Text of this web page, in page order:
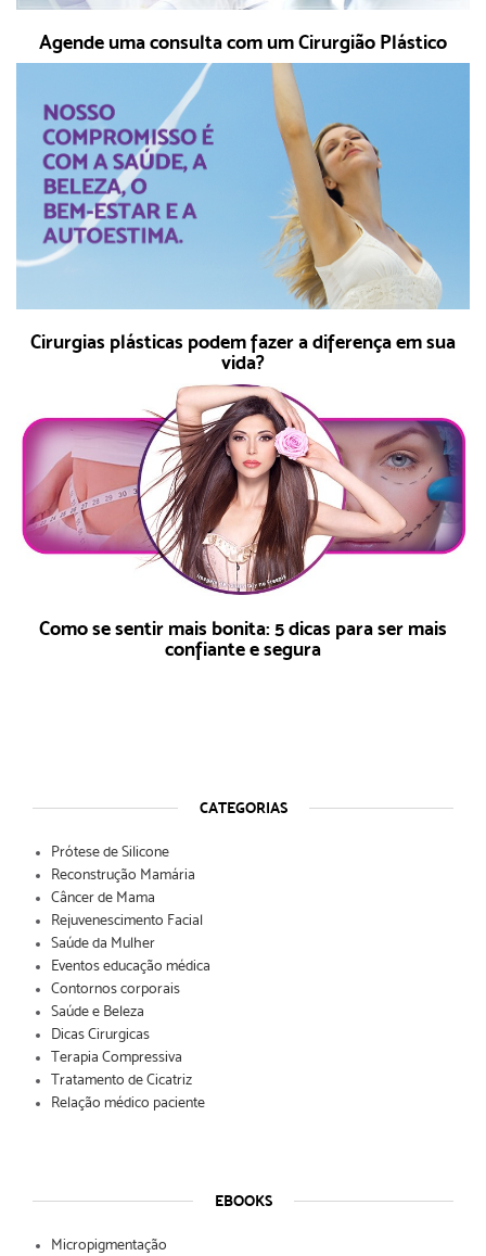
Agende uma consulta com um Cirurgião Plástico
Cirurgias plásticas podem fazer a diferença em sua
vida?
Como se sentir mais bonita: 5 dicas para ser mais
confiante e segura
CATEGORIAS
Prótese de Silicone
Reconstrução Mamária
Câncer de Mama
Rejuvenescimento Facial
Saúde da Mulher
Eventos educação médica
Contornos corporais
Saúde e Beleza
Dicas Cirurgicas
Terapia Compressiva
Tratamento de Cicatriz
Relação médico paciente
EBOOKS
Micropigmentação